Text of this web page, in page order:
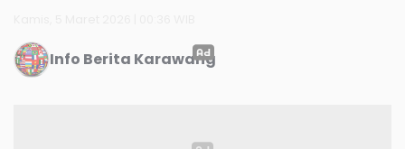
Info Berita Karawang